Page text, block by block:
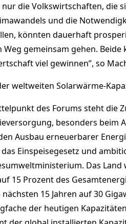
nur die Volkswirtschaften, die
und die
könnten dauerhaft
Weg gemeinsam gehen.
viel gewinnen”, so
weltweiten Solarwärme-
des Forums steht die
besonders beim
Ausbau erneuerbarer
Einspeisegesetz und
Das
15 Prozent des
nächsten 15 Jahren auf 30
der heutigen